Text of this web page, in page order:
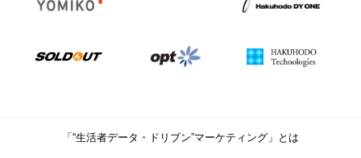
「“生活者データ・ドリブン”マーケティング」とは